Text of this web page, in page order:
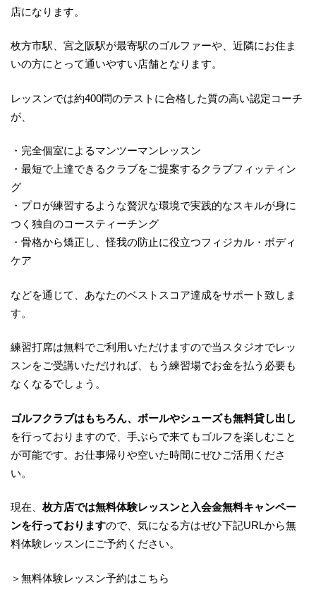
店になります。
枚方市駅、宮之阪駅が最寄駅のゴルファーや、近隣にお住ま
いの方にとって通いやすい店舗となります。
レッスンでは約400問のテストに合格した質の高い認定コーチ
が、
・完全個室によるマンツーマンレッスン
・最短で上達できるクラブをご提案するクラブフィッティン
グ
・プロが練習するような贅沢な環境で実践的なスキルが身に
つく独自のコースティーチング
・骨格から矯正し、怪我の防止に役立つフィジカル・ボディ
ケア
などを通じて、あなたのベストスコア達成をサポート致しま
す。
練習打席は無料でご利用いただけますので当スタジオでレッ
スンをご受講いただければ、もう練習場でお金を払う必要も
なくなるでしょう。
ゴルフクラブはもちろん、ボールやシューズも無料貸し出し
を行っておりますので、手ぶらで来てもゴルフを楽しむこと
が可能です。お仕事帰りや空いた時間にぜひご活用くださ
い。
現在、 枚方店では無料体験レッスンと入会金無料キャンペー
ンを行っておりますので、気になる方はぜひ下記URLから無
料体験レッスンにご予約ください。
＞無料体験レッスン予約はこちら